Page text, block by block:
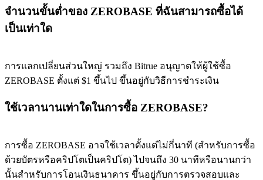
จำนวนขั้นต่ำของ ZEROBASE ที่ฉันสามารถซื้อได้
เป็นเท่าใด
การแลกเปลี่ยนส่วนใหญ่ รวมถึง Bitrue อนุญาตให้ผู้ใช้ซื้อ
ZEROBASE ตั้งแต่ $1 ขึ้นไป ขึ้นอยู่กับวิธีการชำระเงิน
ใช้เวลานานเท่าใดในการซื้อ ZEROBASE?
การซื้อ ZEROBASE อาจใช้เวลาตั้งแต่ไม่กี่นาที (สำหรับการซื้อ
ด้วยบัตรหรือคริปโตเป็นคริปโต) ไปจนถึง 30 นาทีหรือนานกว่า
นั้นสำหรับการโอนเงินธนาคาร ขึ้นอยู่กับการตรวจสอบและ